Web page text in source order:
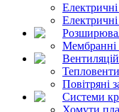
Мембранні
Повітряні
Системи
Хомути